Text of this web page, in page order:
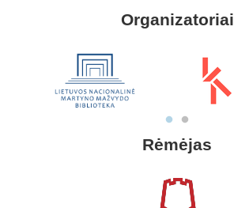
Organizatoriai
Rėmėjas